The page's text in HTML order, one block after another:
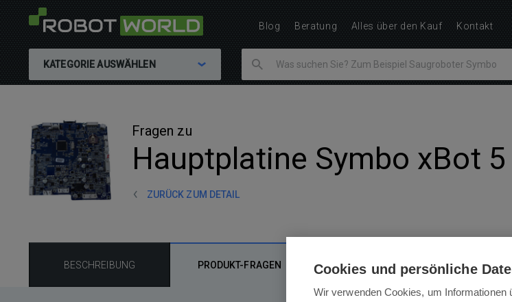
KATEGORIE AUSWÄHLEN
Fragen zu
Hauptplatine Symbo xBot 5
ZURÜCK ZUM DETAIL
BESCHREIBUNG PRODUKT-FRAGEN BEWERTUNGEN
Blog Beratung Alles über den Kauf Kontakt
Cookies und persönliche
Wir verwenden Cookies, um Informationen